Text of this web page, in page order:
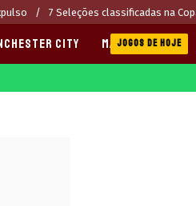
7 Seleções classificadas na
CITY MANCHESTER
JOGOS DE HOJE